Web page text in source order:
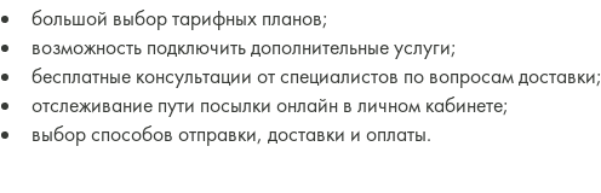
большой выбор тарифных планов;
возможность подключить дополнительные услуги;
бесплатные консультации от специалистов по вопросам доставки;
отслеживание пути посылки онлайн в личном кабинете;
выбор способов отправки, доставки и оплаты.